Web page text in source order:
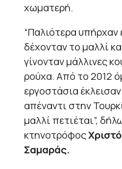
χωματερή.
“Παλιότερα υπήρχαν
δέχονταν το μαλλί
γίνονταν μάλλινες
ρούχα. Από το 2012
εργοστάσια
απέναντι στην
μαλλί πετιέται”,
κτηνοτρόφος
Σαμαράς.